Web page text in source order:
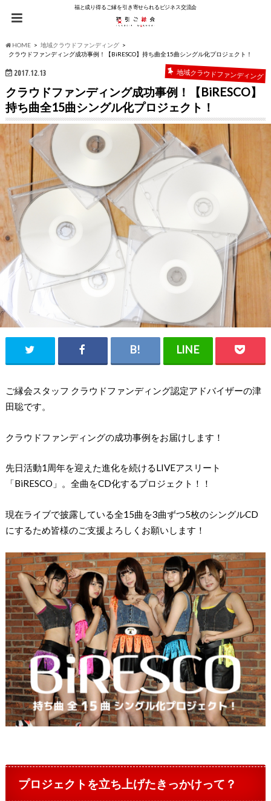
福と成り得るご縁を引き寄せられるビジネス交流会
HOME
地域クラウドファンディング
クラウドファンディング成功事例！【BiRESCO】持ち曲全15曲シングル化プロジェクト！
2017.12.13 地域クラウドファンディング
クラウドファンディング成功事例！【BiRESCO】
持ち曲全15曲シングル化プロジェクト！
ご縁会スタッフ クラウドファンディング認定アドバイザーの津
田聡です。
クラウドファンディングの成功事例をお届けします！
先日活動1周年を迎えた進化を続けるLIVEアスリート
「BiRESCO」。全曲をCD化するプロジェクト！！
現在ライブで披露している全15曲を3曲ずつ5枚のシングルCD
にするため皆様のご支援よろしくお願いします！
プロジェクトを立ち上げたきっかけって？